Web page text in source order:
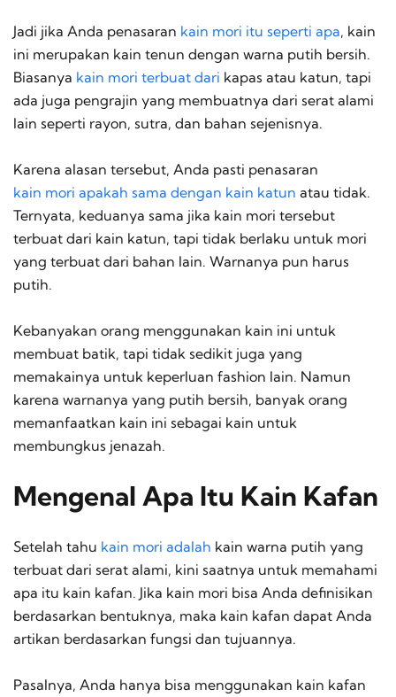
Jadi jika Anda penasaran kain mori itu seperti apa, kain
ini merupakan kain tenun dengan warna putih bersih.
Biasanya kain mori terbuat dari kapas atau katun, tapi
ada juga pengrajin yang membuatnya dari serat alami
lain seperti rayon, sutra, dan bahan sejenisnya.
Karena alasan tersebut, Anda pasti penasaran
kain mori apakah sama dengan kain katun atau tidak.
Ternyata, keduanya sama jika kain mori tersebut
terbuat dari kain katun, tapi tidak berlaku untuk mori
yang terbuat dari bahan lain. Warnanya pun harus
putih.
Kebanyakan orang menggunakan kain ini untuk
membuat batik, tapi tidak sedikit juga yang
memakainya untuk keperluan fashion lain. Namun
karena warnanya yang putih bersih, banyak orang
memanfaatkan kain ini sebagai kain untuk
membungkus jenazah.
Mengenal Apa Itu Kain Kafan
Setelah tahu kain mori adalah kain warna putih yang
terbuat dari serat alami, kini saatnya untuk memahami
apa itu kain kafan. Jika kain mori bisa Anda definisikan
berdasarkan bentuknya, maka kain kafan dapat Anda
artikan berdasarkan fungsi dan tujuannya.
Pasalnya, Anda hanya bisa menggunakan kain kafan